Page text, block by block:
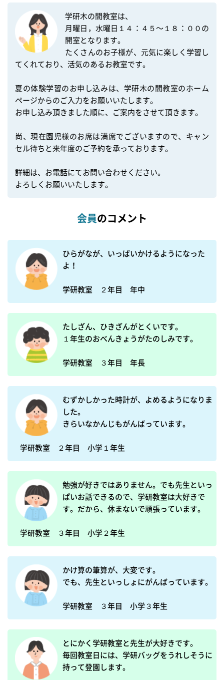
学研木の間教室は、
月曜日，水曜日１４：４５〜１８：００の
開室となります。
たくさんのお子様が、元気に楽しく学習し
てくれており、活気のあるお教室です。
夏の体験学習のお申し込みは、学研木の間教室のホーム
ページからのご入力をお願いいたします。
お申し込み頂きました順に、ご案内をさせて頂きます。
尚、現在園児様のお席は満席でございますので、キャン
セル待ちと来年度のご予約を承っております。
詳細は、お電話にてお問い合わせください。
会員のコメント
ひらがなが、いっぱいかけるようになった
よ！
学研教室　２年目　年中
たしざん、ひきざんがとくいです。
１年生のおべんきょうがたのしみです。
学研教室　３年目　年長
むずかしかった時計が、よめるようになりま
した。
きらいなかんじもがんばっています。
学研教室　２年目　小学１年生
勉強が好きではありません。でも先生といっ
ぱいお話できるので、学研教室は大好きで
す。だから、休まないで頑張っています。
学研教室　３年目　小学２年生
かけ算の筆算が、大変です。
でも、先生といっしょにがんばっています。
とにかく学研教室と先生が大好きです。
毎回教室日には、学研バッグをうれしそうに
持って登園します。